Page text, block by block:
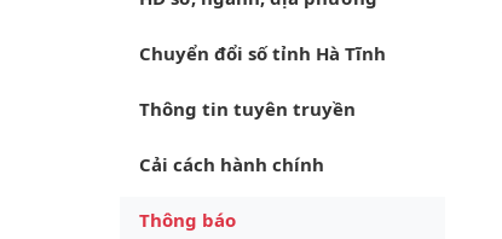
Chuyển đổi số tỉnh Hà Tĩnh
Thông tin tuyên truyền
Cải cách hành chính
Thông báo